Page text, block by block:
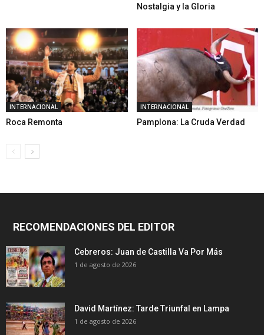
Nostalgia y la Gloria
INTERNACIONAL
Roca Remonta
INTERNACIONAL
Pamplona: La Cruda Verdad
RECOMENDACIONES DEL EDITOR
Cebreros: Juan de Castilla Va Por Más
1 de agosto de 2026
David Martínez: Tarde Triunfal en Lampa
1 de agosto de 2026